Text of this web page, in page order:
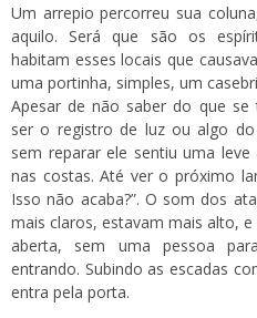
Um arrepio percorreu sua
aquilo. Será que são os
habitam esses locais que
uma portinha, simples, um
Apesar de não saber do que se
ser o registro de luz ou algo
sem reparar ele sentiu uma
nas costas. Até ver o próximo
Isso não acaba?”. O som dos
mais claros, estavam mais alto,
aberta, sem uma pessoa
entrando. Subindo as escadas
entra pela porta.